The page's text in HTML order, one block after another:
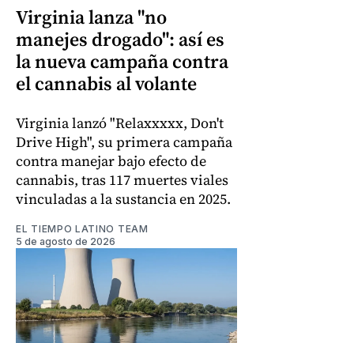
Virginia lanza "no
manejes drogado": así es
la nueva campaña contra
el cannabis al volante
Virginia lanzó "Relaxxxxx, Don't
Drive High", su primera campaña
contra manejar bajo efecto de
cannabis, tras 117 muertes viales
vinculadas a la sustancia en 2025.
EL TIEMPO LATINO TEAM
5 de agosto de 2026